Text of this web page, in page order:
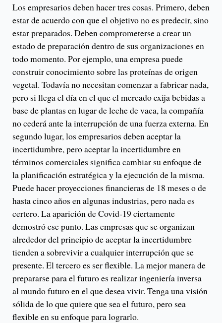
Los empresarios deben hacer tres cosas. Primero, deben
estar de acuerdo con que el objetivo no es predecir, sino
estar preparados. Deben comprometerse a crear un
estado de preparación dentro de sus organizaciones en
todo momento. Por ejemplo, una empresa puede
construir conocimiento sobre las proteínas de origen
vegetal. Todavía no necesitan comenzar a fabricar nada,
pero si llega el día en el que el mercado exija bebidas a
base de plantas en lugar de leche de vaca, la compañía
no cederá ante la interrupción de una fuerza externa. En
segundo lugar, los empresarios deben aceptar la
incertidumbre, pero aceptar la incertidumbre en
términos comerciales significa cambiar su enfoque de
la planificación estratégica y la ejecución de la misma.
Puede hacer proyecciones financieras de 18 meses o de
hasta cinco años en algunas industrias, pero nada es
certero. La aparición de Covid-19 ciertamente
demostró ese punto. Las empresas que se organizan
alrededor del principio de aceptar la incertidumbre
tienden a sobrevivir a cualquier interrupción que se
presente. El tercero es ser flexible. La mejor manera de
prepararse para el futuro es realizar ingeniería inversa
al mundo futuro en el que desea vivir. Tenga una visión
sólida de lo que quiere que sea el futuro, pero sea
flexible en su enfoque para lograrlo.